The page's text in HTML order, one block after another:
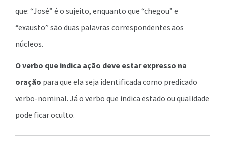
que: “José” é o sujeito, enquanto que “chegou” e
“exausto” são duas palavras correspondentes aos
núcleos.
O verbo que indica ação deve estar expresso na
oração para que ela seja identificada como predicado
verbo-nominal. Já o verbo que indica estado ou qualidade
pode ficar oculto.